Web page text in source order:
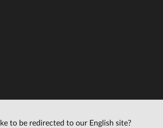
to be redirected to our English site?